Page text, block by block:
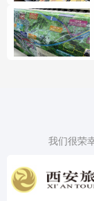
我们很荣